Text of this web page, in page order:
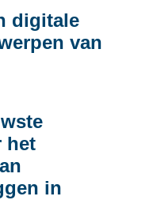
digitale
van
het
in